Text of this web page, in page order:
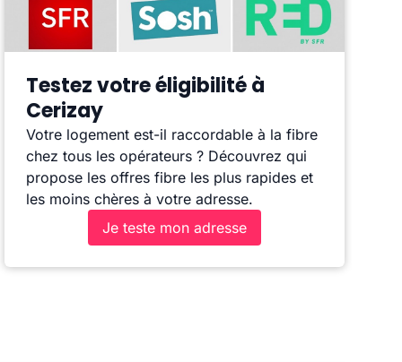
Testez votre éligibilité à
Cerizay
Votre logement est-il raccordable à la fibre
chez tous les opérateurs ? Découvrez qui
propose les offres fibre les plus rapides et
les moins chères à votre adresse.
Je teste mon adresse